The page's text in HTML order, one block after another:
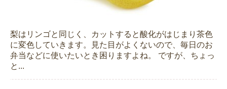
梨はリンゴと同じく、カットすると酸化がはじまり茶色
に変色していきます。見た目がよくないので、毎日のお
弁当などに使いたいとき困りますよね。 ですが、ちょっ
と...